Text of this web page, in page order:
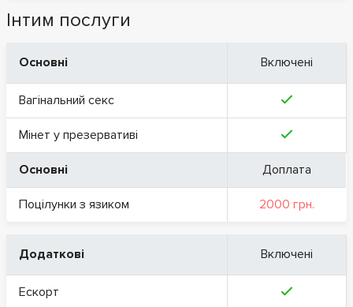
Інтим послуги
Основні Включені
Вагінальний секс
Мінет у презервативі
Основні Доплата
Поцілунки з язиком 2000 грн.
Додаткові Включені
Ескорт